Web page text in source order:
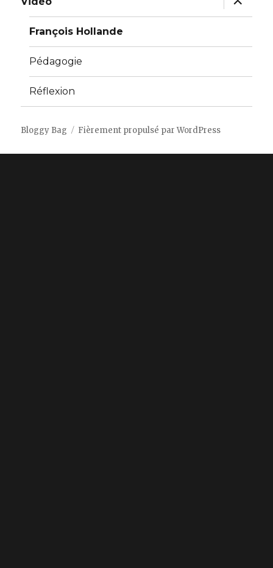
le
sous-
François Hollande
Pédagogie
Réflexion
Bloggy Bag Fièrement propulsé par WordPress